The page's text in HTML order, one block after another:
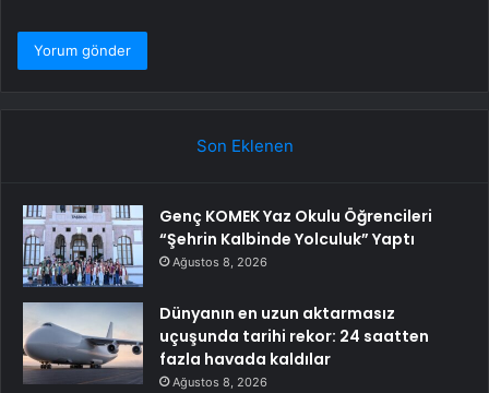
Son Eklenen
Genç KOMEK Yaz Okulu Öğrencileri
“Şehrin Kalbinde Yolculuk” Yaptı
Ağustos 8, 2026
Dünyanın en uzun aktarmasız
uçuşunda tarihi rekor: 24 saatten
fazla havada kaldılar
Ağustos 8, 2026